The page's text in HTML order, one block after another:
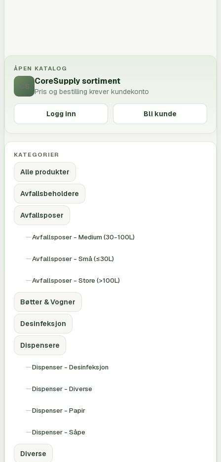
ÅPEN KATALOG
CoreSupply sortiment
Pris og bestilling krever kundekonto
Logg inn Bli kunde
KATEGORIER
Alle produkter
Avfallsbeholdere
Avfallsposer
Avfallsposer - Medium (30-100L)
Avfallsposer - Små (≤30L)
Avfallsposer - Store (>100L)
Bøtter & Vogner
Desinfeksjon
Dispensere
Dispenser - Desinfeksjon
Dispenser - Diverse
Dispenser - Papir
Dispenser - Såpe
Diverse